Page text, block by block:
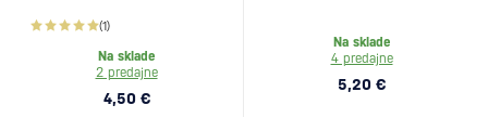
(1)
Na sklade
2 predajne
4,50 €
Na sklade
4 predajne
5,20 €